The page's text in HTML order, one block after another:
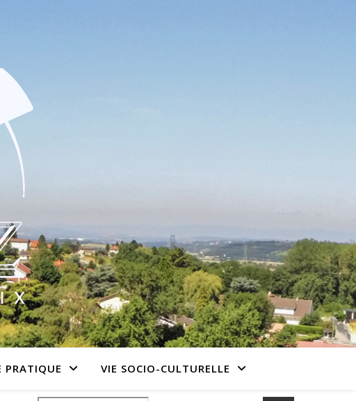
PRATIQUE VIE SOCIO-CULTURELLE